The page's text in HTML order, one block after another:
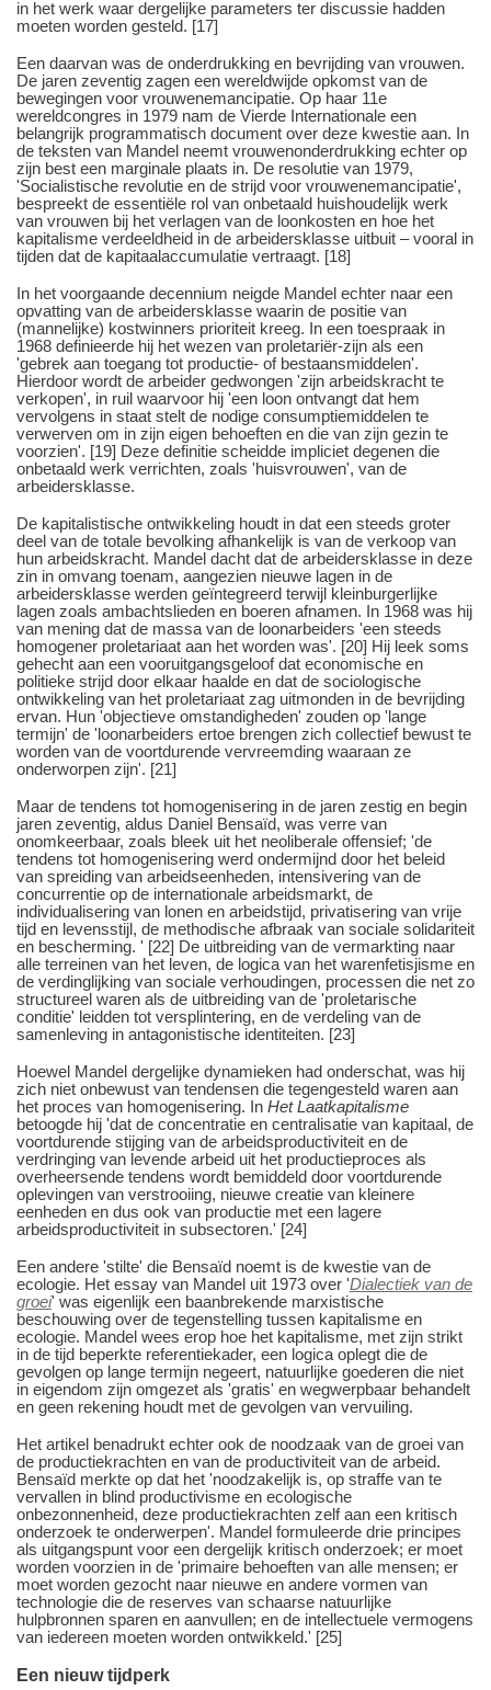
in het werk waar dergelijke parameters ter discussie hadden
moeten worden gesteld. [17]
Een daarvan was de onderdrukking en bevrijding van vrouwen.
De jaren zeventig zagen een wereldwijde opkomst van de
bewegingen voor vrouwenemancipatie. Op haar 11e
wereldcongres in 1979 nam de Vierde Internationale een
belangrijk programmatisch document over deze kwestie aan. In
de teksten van Mandel neemt vrouwenonderdrukking echter op
zijn best een marginale plaats in. De resolutie van 1979,
'Socialistische revolutie en de strijd voor vrouwenemancipatie',
bespreekt de essentiële rol van onbetaald huishoudelijk werk
van vrouwen bij het verlagen van de loonkosten en hoe het
kapitalisme verdeeldheid in de arbeidersklasse uitbuit ‒ vooral in
tijden dat de kapitaalaccumulatie vertraagt. [18]
In het voorgaande decennium neigde Mandel echter naar een
opvatting van de arbeidersklasse waarin de positie van
(mannelijke) kostwinners prioriteit kreeg. In een toespraak in
1968 definieerde hij het wezen van proletariër-zijn als een
'gebrek aan toegang tot productie- of bestaansmiddelen'.
Hierdoor wordt de arbeider gedwongen 'zijn arbeidskracht te
verkopen', in ruil waarvoor hij 'een loon ontvangt dat hem
vervolgens in staat stelt de nodige consumptiemiddelen te
verwerven om in zijn eigen behoeften en die van zijn gezin te
voorzien'. [19] Deze definitie scheidde impliciet degenen die
onbetaald werk verrichten, zoals 'huisvrouwen', van de
arbeidersklasse.
De kapitalistische ontwikkeling houdt in dat een steeds groter
deel van de totale bevolking afhankelijk is van de verkoop van
hun arbeidskracht. Mandel dacht dat de arbeidersklasse in deze
zin in omvang toenam, aangezien nieuwe lagen in de
arbeidersklasse werden geïntegreerd terwijl kleinburgerlijke
lagen zoals ambachtslieden en boeren afnamen. In 1968 was hij
van mening dat de massa van de loonarbeiders 'een steeds
homogener proletariaat aan het worden was'. [20] Hij leek soms
gehecht aan een vooruitgangsgeloof dat economische en
politieke strijd door elkaar haalde en dat de sociologische
ontwikkeling van het proletariaat zag uitmonden in de bevrijding
ervan. Hun 'objectieve omstandigheden' zouden op 'lange
termijn' de 'loonarbeiders ertoe brengen zich collectief bewust te
worden van de voortdurende vervreemding waaraan ze
onderworpen zijn'. [21]
Maar de tendens tot homogenisering in de jaren zestig en begin
jaren zeventig, aldus Daniel Bensaïd, was verre van
onomkeerbaar, zoals bleek uit het neoliberale offensief; 'de
tendens tot homogenisering werd ondermijnd door het beleid
van spreiding van arbeidseenheden, intensivering van de
concurrentie op de internationale arbeidsmarkt, de
individualisering van lonen en arbeidstijd, privatisering van vrije
tijd en levensstijl, de methodische afbraak van sociale solidariteit
en bescherming. ' [22] De uitbreiding van de vermarkting naar
alle terreinen van het leven, de logica van het warenfetisjisme en
de verdinglijking van sociale verhoudingen, processen die net zo
structureel waren als de uitbreiding van de 'proletarische
conditie' leidden tot versplintering, en de verdeling van de
samenleving in antagonistische identiteiten. [23]
Hoewel Mandel dergelijke dynamieken had onderschat, was hij
zich niet onbewust van tendensen die tegengesteld waren aan
het proces van homogenisering. In Het Laatkapitalisme
betoogde hij 'dat de concentratie en centralisatie van kapitaal, de
voortdurende stijging van de arbeidsproductiviteit en de
verdringing van levende arbeid uit het productieproces als
overheersende tendens wordt bemiddeld door voortdurende
oplevingen van verstrooiing, nieuwe creatie van kleinere
eenheden en dus ook van productie met een lagere
arbeidsproductiviteit in subsectoren.' [24]
Een andere 'stilte' die Bensaïd noemt is de kwestie van de
ecologie. Het essay van Mandel uit 1973 over 'Dialectiek van de
groei' was eigenlijk een baanbrekende marxistische
beschouwing over de tegenstelling tussen kapitalisme en
ecologie. Mandel wees erop hoe het kapitalisme, met zijn strikt
in de tijd beperkte referentiekader, een logica oplegt die de
gevolgen op lange termijn negeert, natuurlijke goederen die niet
in eigendom zijn omgezet als 'gratis' en wegwerpbaar behandelt
en geen rekening houdt met de gevolgen van vervuiling.
Het artikel benadrukt echter ook de noodzaak van de groei van
de productiekrachten en van de productiviteit van de arbeid.
Bensaïd merkte op dat het 'noodzakelijk is, op straffe van te
vervallen in blind productivisme en ecologische
onbezonnenheid, deze productiekrachten zelf aan een kritisch
onderzoek te onderwerpen'. Mandel formuleerde drie principes
als uitgangspunt voor een dergelijk kritisch onderzoek; er moet
worden voorzien in de 'primaire behoeften van alle mensen; er
moet worden gezocht naar nieuwe en andere vormen van
technologie die de reserves van schaarse natuurlijke
hulpbronnen sparen en aanvullen; en de intellectuele vermogens
van iedereen moeten worden ontwikkeld.' [25]
Een nieuw tijdperk